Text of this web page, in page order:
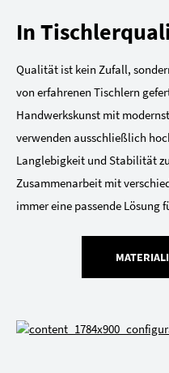
In
Qualität ist kein Zufall,
von erfahrenen Tischlern
Handwerkskunst mit
verwenden ausschließlich
Langlebigkeit und Stabilität
Zusammenarbeit mit
immer eine passende Lösung